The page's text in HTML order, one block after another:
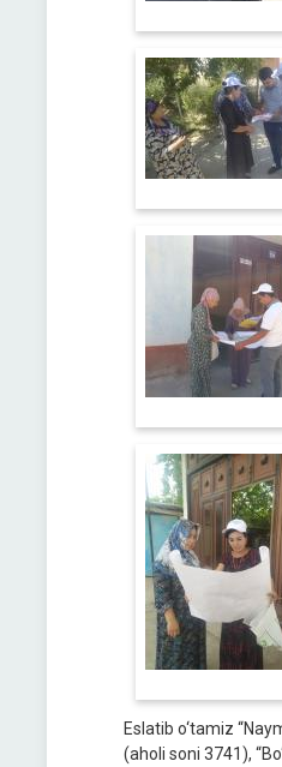
Eslatib o‘tamiz
(aholi soni 3741),